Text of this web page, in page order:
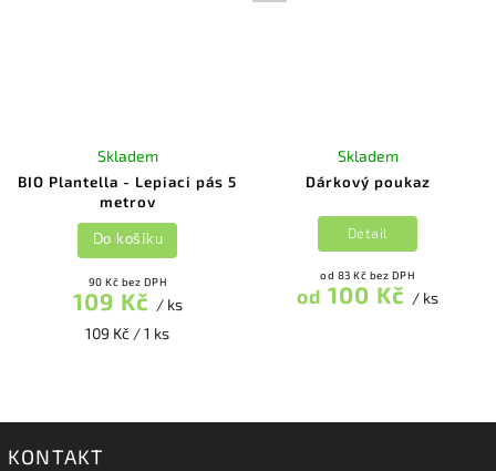
BIO Plantella - Lepiaci pás 5
metrov
Skladem
90 Kč bez DPH
109 Kč / ks
109 Kč / 1 ks
Do košíku
Dárkový poukaz
Skladem
od 83 Kč bez DPH
od 100 Kč / ks
Detail
KONTAKT